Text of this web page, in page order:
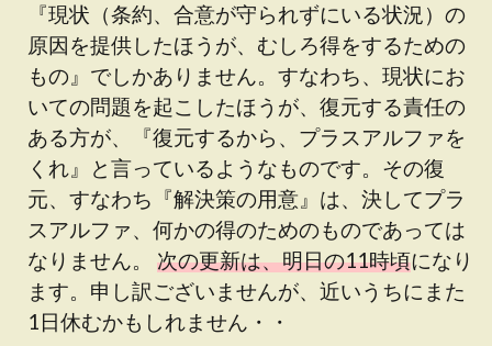
『現状（条約、合意が守られずにいる状況）の
原因を提供したほうが、むしろ得をするための
もの』でしかありません。すなわち、現状にお
いての問題を起こしたほうが、復元する責任の
ある方が、『復元するから、プラスアルファを
くれ』と言っているようなものです。その復
元、すなわち『解決策の用意』は、決してプラ
スアルファ、何かの得のためのものであっては
なりません。 次の更新は、明日の11時頃になり
ます。申し訳ございませんが、近いうちにまた
1日休むかもしれません・・